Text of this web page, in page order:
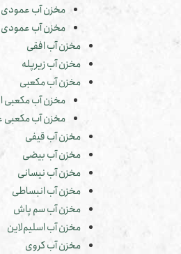
مخزن آب عمودی بلند
مخزن آب عمودی کوتاه
مخزن آب افقی
مخزن آب زیرپله
مخزن آب مکعبی
مخزن آب مکعبی افقی
مخزن آب مکعبی عمودی
مخزن آب قیفی
مخزن آب بیضی
مخزن آب نیسانی
مخزن آب انبساطی
مخزن آب سم پاش
مخزن آب اسلیم‌لاین
مخزن آب کروی